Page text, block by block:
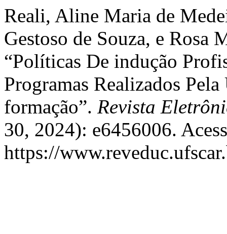
Reali, Aline Maria de
Gestoso de Souza, e Rosa
“Políticas De indução
Programas Realizados
formação”. Revista
30, 2024): e6456006.
https://